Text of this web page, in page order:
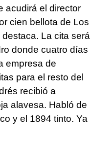
acudirá el director
cien bellota de Los
La cita será
donde cuatro días
empresa de
para el resto del
recibió a
alavesa. Habló de
y el 1894 tinto. Ya